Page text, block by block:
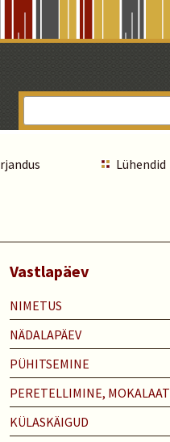
Lühendid
Vastlapäev
NIMETUS
NÄDALAPÄEV
PÜHITSEMINE
PERETELLIMINE, MOKALAAT
KÜLASKÄIGUD